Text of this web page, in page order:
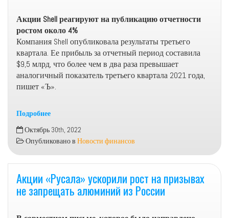
Акции Shell реагируют на публикацию отчетности
ростом около 4%
Компания Shell опубликовала результаты третьего
квартала. Ее прибыль за отчетный период составила
$9,5 млрд, что более чем в два раза превышает
аналогичный показатель третьего квартала 2021 года,
пишет «Ъ».
Подробнее
Shell
повысит
дивиденды
благодаря
росту
прибыли
Октябрь 30th, 2022
Опубликовано в Новости финансов
Акции «Русала» ускорили рост на призывах
не запрещать алюминий из России